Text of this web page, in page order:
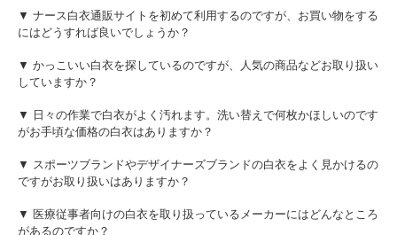
2025/2/14 独特の凹凸組織により肌への接触面積が少
なく、サラッとした肌触り。軽くて清涼感のある素材
で作られたスクラブ白衣。
クスの衿付き男女兼用スクラブ白衣。
2025/2/12 吸汗速乾素材で軽く、リッチな質感の機能
性が高くスタイリッシュな男女兼用スクラブ白衣。
な男女兼用スクラブ白衣。
▼ ナース白衣通販サイトを初めて利用するのですが、お買い物をする
にはどうすれば良いでしょうか？
▼ かっこいい白衣を探しているのですが、人気の商品などお取り扱い
していますか？
▼ 日々の作業で白衣がよく汚れます。洗い替えで何枚かほしいのです
がお手頃な価格の白衣はありますか？
▼ スポーツブランドやデザイナーズブランドの白衣をよく見かけるの
ですがお取り扱いはありますか？
▼ 医療従事者向けの白衣を取り扱っているメーカーにはどんなところ
があるのですか？